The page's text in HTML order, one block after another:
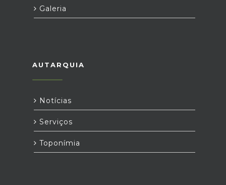
Galeria
AUTARQUIA
Notícias
Serviços
Toponímia